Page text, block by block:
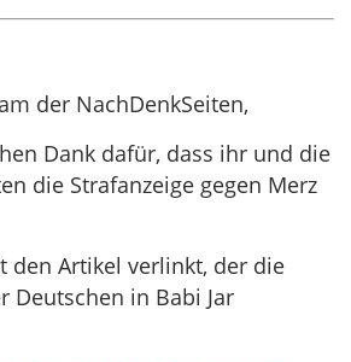
der NachDenkSeiten,
Dank dafür, dass ihr und die
die Strafanzeige gegen Merz
den Artikel verlinkt, der die
Deutschen in Babi Jar